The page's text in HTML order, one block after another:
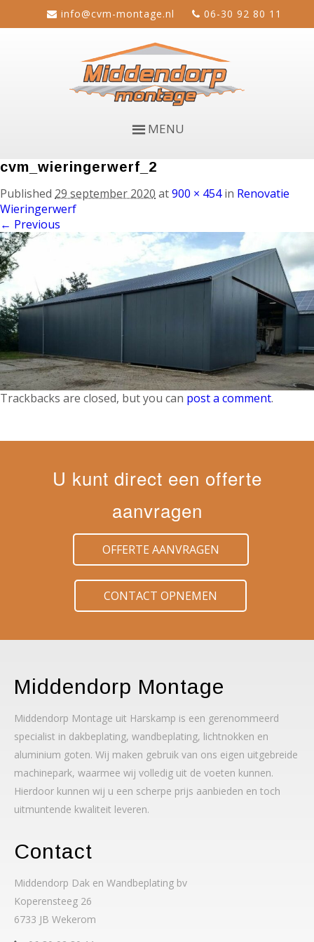
info@cvm-montage.nl 06-30 92 80 11
MENU
cvm_wieringerwerf_2
Published 29 september 2020 at900 × 454in Renovatie
Wieringerwerf
← Previous
Trackbacks are closed, but you can post a comment.
U kunt direct een offerte
aanvragen
OFFERTE AANVRAGEN
CONTACT OPNEMEN
Middendorp Montage
Middendorp Montage uit Harskamp is een gerenommeerd
specialist in dakbeplating, wandbeplating, lichtnokken en
aluminium goten. Wij maken gebruik van ons eigen uitgebreide
machinepark, waarmee wij volledig uit de voeten kunnen.
Hierdoor kunnen wij u een scherpe prijs aanbieden en toch
uitmuntende kwaliteit leveren.
Contact
Middendorp Dak en Wandbeplating bv
Koperensteeg 26
6733 JB Wekerom